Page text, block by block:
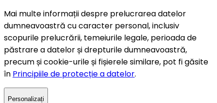
Mai multe informații despre prelucrarea datelor
dumneavoastră cu caracter personal, inclusiv
scopurile prelucrării, temeiurile legale, perioada de
păstrare a datelor și drepturile dumneavoastră,
precum și cookie-urile și fișierele similare, pot fi găsite
în Principiile de protecție a datelor.
Personalizați